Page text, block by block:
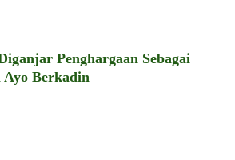
Penghargaan Sebagai
Berkadin